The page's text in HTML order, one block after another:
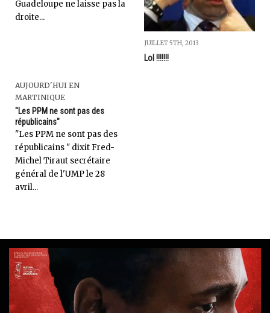
Guadeloupe ne laisse pas la
droite...
JUILLET 5TH, 2013
Lol !!!!!!!
AUJOURD'HUI EN
MARTINIQUE
"Les PPM ne sont pas des
républicains"
"Les PPM ne sont pas des
républicains " dixit Fred-
Michel Tiraut secrétaire
général de l'UMP le 28
avril...